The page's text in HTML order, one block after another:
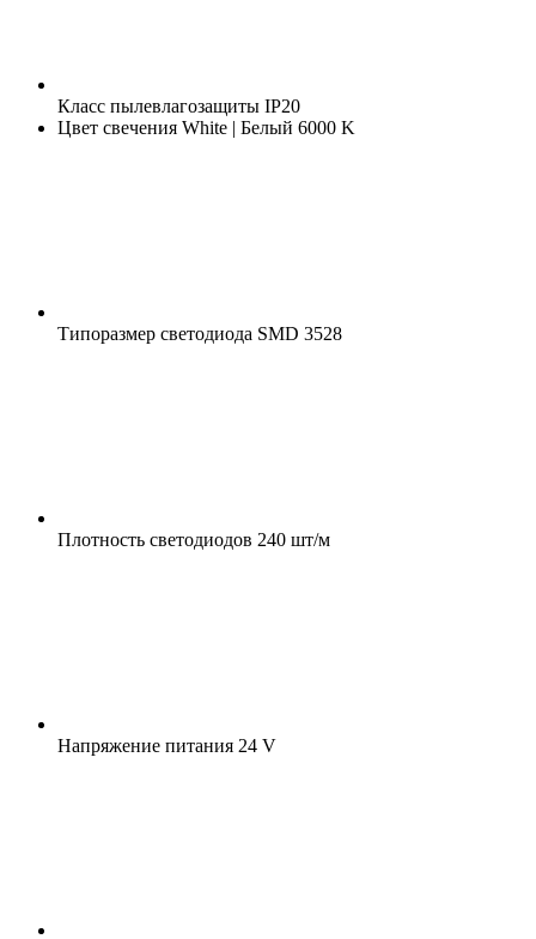
Класс пылевлагозащиты IP20
Цвет свечения White | Белый 6000 K
Типоразмер светодиода SMD 3528
Плотность светодиодов 240 шт/м
Напряжение питания 24 V